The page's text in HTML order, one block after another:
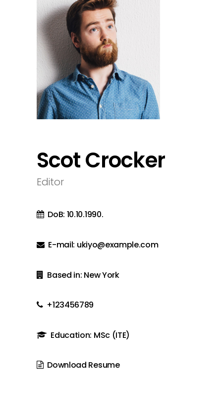
Scot Crocker
Editor
DoB: 10.10.1990.
E-mail: ukiyo@example.com
Based in: New York
+123456789
Education: MSc (ITE)
Download Resume